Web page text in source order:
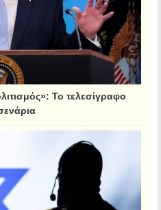
Το τελεσίγραφο